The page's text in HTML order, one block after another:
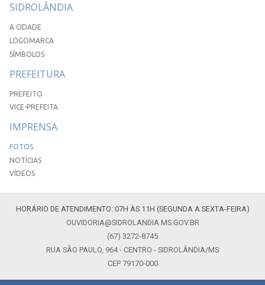
SIDROLÂNDIA
A CIDADE
LOGOMARCA
SÍMBOLOS
PREFEITURA
PREFEITO
VICE-PREFEITA
IMPRENSA
FOTOS
NOTÍCIAS
VÍDEOS
HORÁRIO DE ATENDIMENTO: 07H ÀS 11H (SEGUNDA A SEXTA-FEIRA)
OUVIDORIA@SIDROLANDIA.MS.GOV.BR
(67) 3272-8745
RUA SÃO PAULO, 964 - CENTRO - SIDROLÂNDIA/MS
CEP 79170-000